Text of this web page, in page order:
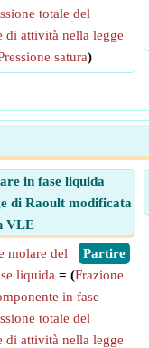
totale del
di attività nella legge
satura)
in fase liquida
di Raoult modificata
VLE
​ Partire
molare del
liquida = (Frazione
in fase
totale del
di attività nella legge